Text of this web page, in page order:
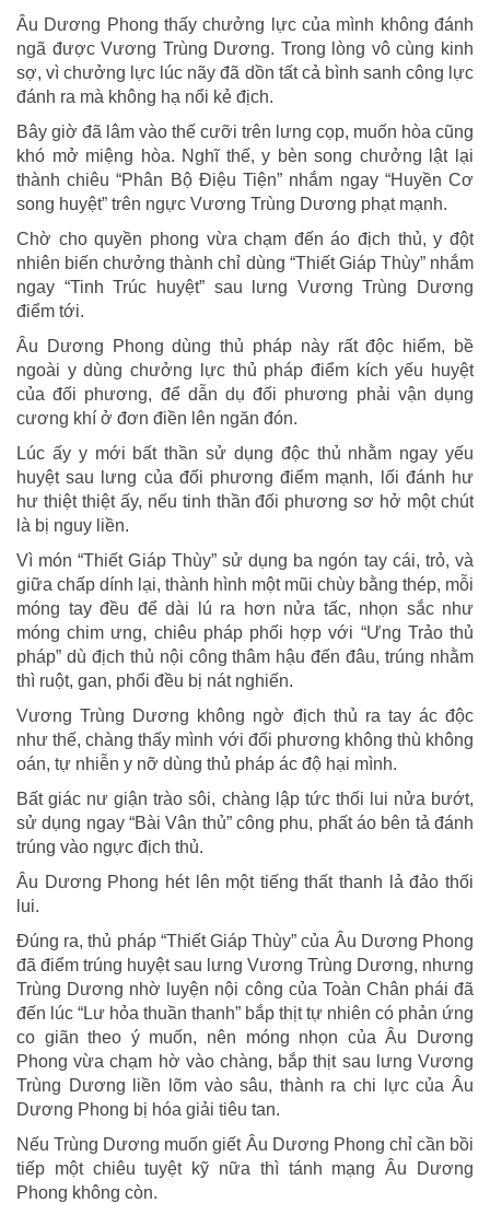
Âu Dương Phong thấy chưởng lực của mình không đánh
ngã được Vương Trùng Dương. Trong lòng vô cùng kinh
sợ, vì chưởng lực lúc nãy đã dồn tất cả bình sanh công lực
đánh ra mà không hạ nổi kẻ địch.
Bây giờ đã lâm vào thế cưỡi trên lưng cọp, muốn hòa cũng
khó mở miệng hòa. Nghĩ thế, y bèn song chưởng lật lại
thành chiêu “Phân Bộ Điệu Tiện” nhắm ngay “Huyền Cơ
song huyệt” trên ngực Vương Trùng Dương phạt mạnh.
Chờ cho quyền phong vừa chạm đến áo địch thủ, y đột
nhiên biến chưởng thành chỉ dùng “Thiết Giáp Thùy” nhắm
ngay “Tinh Trúc huyệt” sau lưng Vương Trùng Dương
điểm tới.
Âu Dương Phong dùng thủ pháp này rất độc hiểm, bề
ngoài y dùng chưởng lực thủ pháp điểm kích yếu huyệt
của đối phương, để dẫn dụ đối phương phải vận dụng
cương khí ở đơn điền lên ngăn đón.
Lúc ấy y mới bất thần sử dụng độc thủ nhằm ngay yếu
huyệt sau lưng của đối phương điểm mạnh, lối đánh hư
hư thiệt thiệt ấy, nếu tinh thần đối phương sơ hở một chút
là bị nguy liền.
Vì món “Thiết Giáp Thùy” sử dụng ba ngón tay cái, trỏ, và
giữa chấp dính lại, thành hình một mũi chùy bằng thép, mỗi
móng tay đều để dài lú ra hơn nửa tấc, nhọn sắc như
móng chim ưng, chiêu pháp phối hợp với “Ưng Trảo thủ
pháp” dù địch thủ nội công thâm hậu đến đâu, trúng nhằm
thì ruột, gan, phổi đều bị nát nghiến.
Vương Trùng Dương không ngờ địch thủ ra tay ác độc
như thế, chàng thấy mình với đối phương không thù không
oán, tự nhiễn y nỡ dùng thủ pháp ác độ hại mình.
Bất giác nư giận trào sôi, chàng lập tức thối lui nửa bướt,
sử dụng ngay “Bài Vân thủ” công phu, phất áo bên tả đánh
trúng vào ngực địch thủ.
Âu Dương Phong hét lên một tiếng thất thanh lả đảo thối
lui.
Đúng ra, thủ pháp “Thiết Giáp Thùy” của Âu Dương Phong
đã điểm trúng huyệt sau lưng Vương Trùng Dương, nhưng
Trùng Dương nhờ luyện nội công của Toàn Chân phái đã
đến lúc “Lư hỏa thuần thanh” bắp thịt tự nhiên có phản ứng
co giãn theo ý muốn, nên móng nhọn của Âu Dương
Phong vừa chạm hờ vào chàng, bắp thịt sau lưng Vương
Trùng Dương liền lõm vào sâu, thành ra chi lực của Âu
Dương Phong bị hóa giải tiêu tan.
Nếu Trùng Dương muốn giết Âu Dương Phong chỉ cần bồi
tiếp một chiêu tuyệt kỹ nữa thì tánh mạng Âu Dương
Phong không còn.